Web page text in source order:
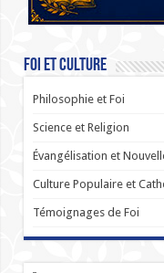
Foi et Culture
Philosophie et Foi
Science et Religion
Évangélisation et
Culture Populaire et
Témoignages de Foi